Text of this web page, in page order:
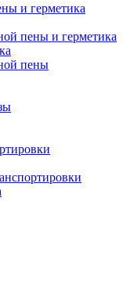
и герметика
пены и герметика
пены